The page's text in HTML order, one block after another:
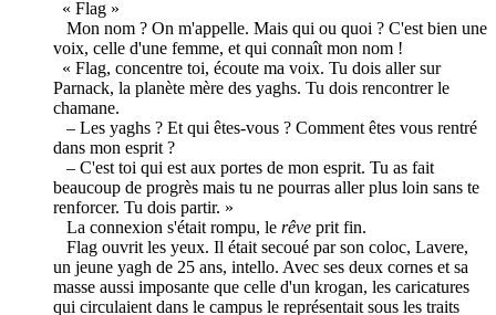
« Flag »
Mon nom ? On m'appelle. Mais qui ou quoi ? C'est bien une
voix, celle d'une femme, et qui connaît mon nom !
« Flag, concentre toi, écoute ma voix. Tu dois aller sur
Parnack, la planète mère des yaghs. Tu dois rencontrer le
chamane.
– Les yaghs ? Et qui êtes-vous ? Comment êtes vous rentré
dans mon esprit ?
– C'est toi qui est aux portes de mon esprit. Tu as fait
beaucoup de progrès mais tu ne pourras aller plus loin sans te
renforcer. Tu dois partir. »
La connexion s'était rompu, le rêve prit fin.
Flag ouvrit les yeux. Il était secoué par son coloc, Lavere,
un jeune yagh de 25 ans, intello. Avec ses deux cornes et sa
masse aussi imposante que celle d'un krogan, les caricatures
qui circulaient dans le campus le représentait sous les traits